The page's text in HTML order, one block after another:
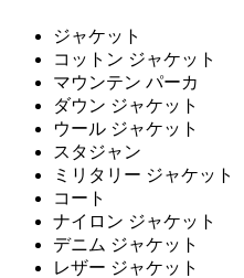
ジャケット
コットン ジャケット
マウンテン パーカ
ダウン ジャケット
ウール ジャケット
スタジャン
ミリタリー ジャケット
コート
ナイロン ジャケット
デニム ジャケット
レザー ジャケット